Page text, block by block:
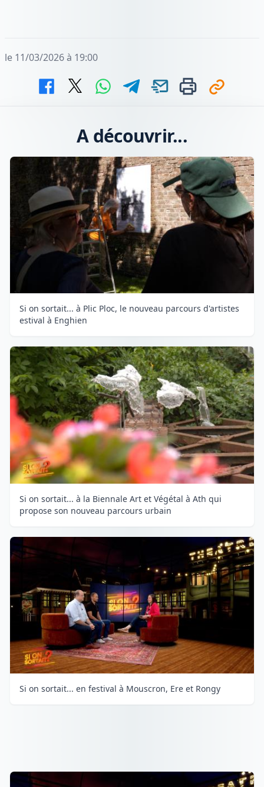
le 11/03/2026 à 19:00
A découvrir...
Si on sortait... à Plic Ploc, le nouveau parcours d'artistes
estival à Enghien
Si on sortait... à la Biennale Art et Végétal à Ath qui
propose son nouveau parcours urbain
Si on sortait... en festival à Mouscron, Ere et Rongy